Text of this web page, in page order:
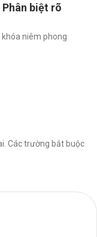
biệt rõ
khóa niêm phong
Các trường bắt buộc